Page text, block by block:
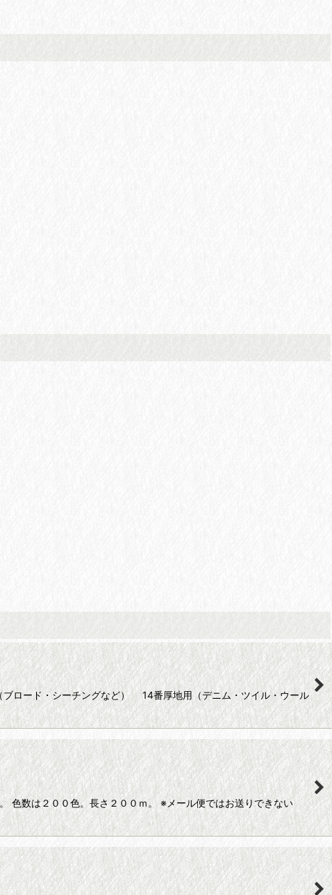
ード・シーチングなど） 14番厚地用（デニム・ツイル・ウール
色数は２００色。長さ２００ｍ。 ※メール便ではお送りできない